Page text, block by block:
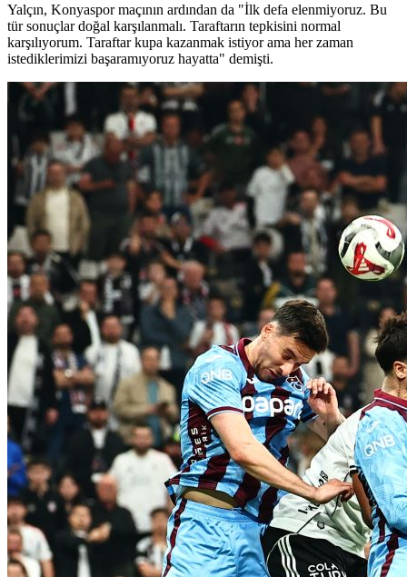
Yalçın, Konyaspor maçının ardından da "İlk defa elenmiyoruz. Bu
tür sonuçlar doğal karşılanmalı. Taraftarın tepkisini normal
karşılıyorum. Taraftar kupa kazanmak istiyor ama her zaman
istediklerimizi başaramıyoruz hayatta" demişti.